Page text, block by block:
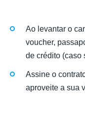
Ao levantar o
voucher,
de crédito (caso
Assine o
aproveite a sua